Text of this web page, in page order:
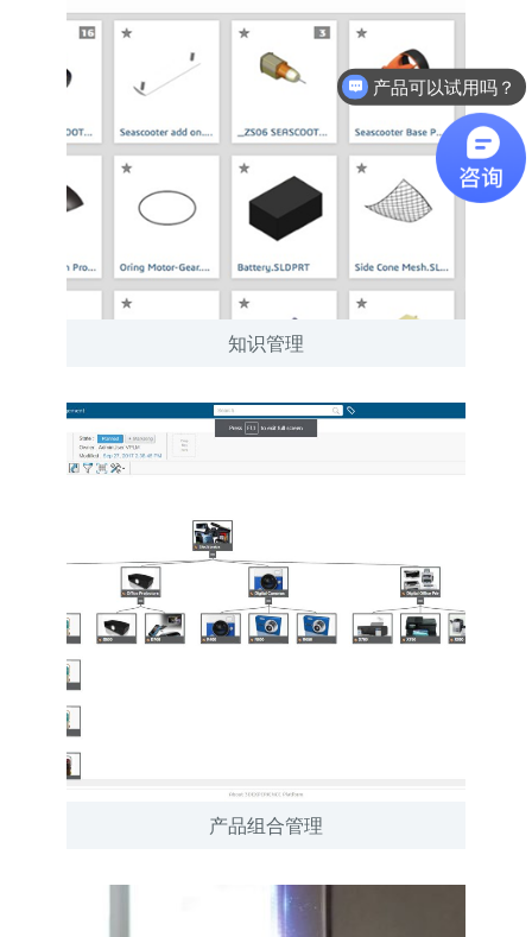
知识管理
产品组合管理
软件有折扣吗？